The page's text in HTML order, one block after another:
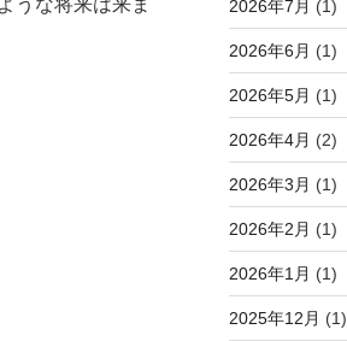
2026年7月 (1)
2026年6月 (1)
2026年5月 (1)
2026年4月 (2)
2026年3月 (1)
2026年2月 (1)
2026年1月 (1)
2025年12月 (1)